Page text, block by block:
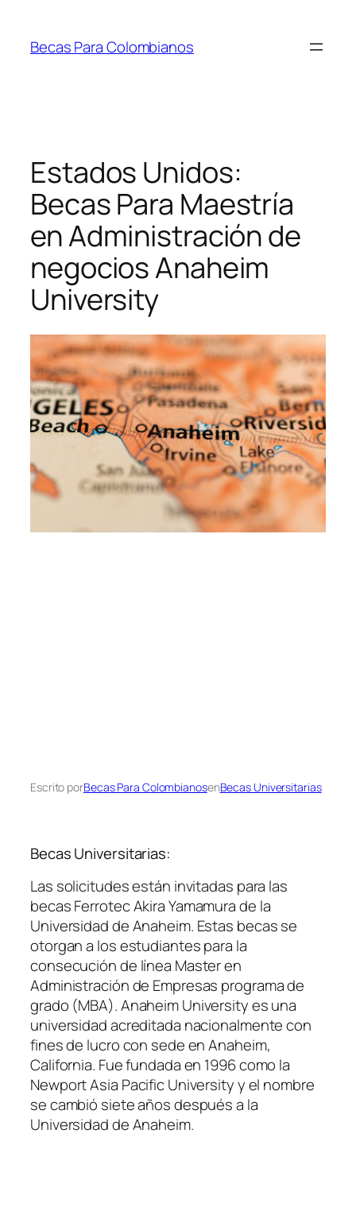
contenido
Becas Para Colombianos
Estados Unidos:
Becas Para Maestría
en Administración de
negocios Anaheim
University
Escrito porBecas Para ColombianosenBecas Universitarias
Becas Universitarias:
Las solicitudes están invitadas para las
becas Ferrotec Akira Yamamura de la
Universidad de Anaheim. Estas becas se
otorgan a los estudiantes para la
consecución de línea Master en
Administración de Empresas programa de
grado (MBA). Anaheim University es una
universidad acreditada nacionalmente con
fines de lucro con sede en Anaheim,
California. Fue fundada en 1996 como la
Newport Asia Pacific University y el nombre
se cambió siete años después a la
Universidad de Anaheim.